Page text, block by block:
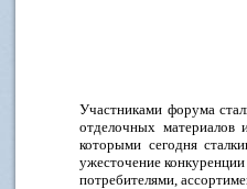
Участниками форума
отделочных материалов
которыми сегодня
ужесточение
потребителями,